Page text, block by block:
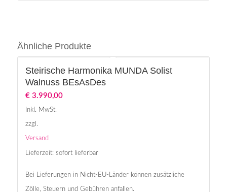
Ähnliche Produkte
Steirische Harmonika MUNDA Solist
Walnuss BEsAsDes
€3.990,00
Inkl. MwSt.
zzgl.
Versand
Lieferzeit: sofort lieferbar
Bei Lieferungen in Nicht-EU-Länder können zusätzliche
Zölle, Steuern und Gebühren anfallen.